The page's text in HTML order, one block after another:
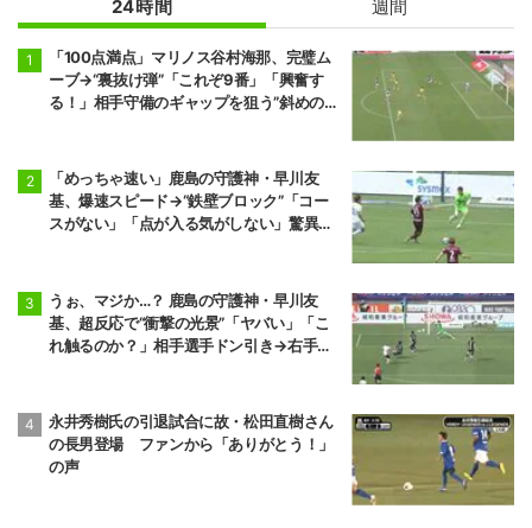
24時間 週間
「100点満点」マリノス谷村海那、完璧ム
ーブ→“裏抜け弾”「これぞ9番」「興奮す
る！」相手守備のギャップを狙う”斜めの抜
「めっちゃ速い」鹿島の守護神・早川友
基、爆速スピード→“鉄壁ブロック”「コー
スがない」「点が入る気がしない」驚異の
うぉ、マジか…？ 鹿島の守護神・早川友
基、超反応で“衝撃の光景”「ヤバい」「こ
れ触るのか？」相手選手ドン引き→右手一
永井秀樹氏の引退試合に故・松田直樹さん
の長男登場 ファンから「ありがとう！」
の声